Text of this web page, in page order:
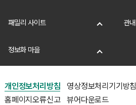
패밀리 사이트 관
정보화 마을
개인정보처리방침 영상정보처리기기방침
홈페이지오류신고
뷰어다운로드